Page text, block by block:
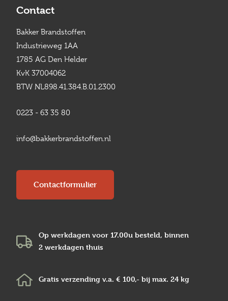
Contact
Bakker Brandstoffen
Industrieweg 1AA
1785 AG Den Helder
KvK 37004062
BTW NL898.41.384.B.01.2300
0223 - 63 35 80
info@bakkerbrandstoffen.nl
Contactformulier
Op werkdagen voor 17.00u besteld, binnen
2 werkdagen thuis
Gratis verzending v.a. € 100,- bij max. 24 kg